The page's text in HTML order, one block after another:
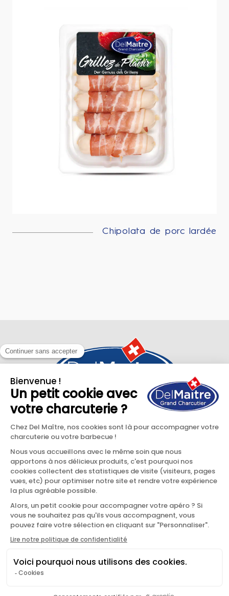
Chipolata de porc lardée
Del Maître SA
Route de Satigny 60
CH-1242 Satigny, Genève
QUI SOMMES-NOUS ?
RECETTES
PRODUITS
CONTACT
CONDITIONS GÉNÉRALES DE VENTE (CGV)